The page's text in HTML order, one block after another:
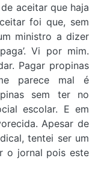
aceitar que haja
foi que, sem
ministro a dizer
Vi por mim.
Pagar propinas
parece mal é
sem ter no
escolar. E em
Apesar de
tentei ser um
o jornal pois este